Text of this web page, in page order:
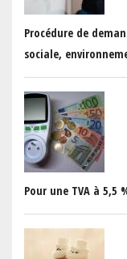
Procédure de
sociale,
Pour une TVA à 5,5